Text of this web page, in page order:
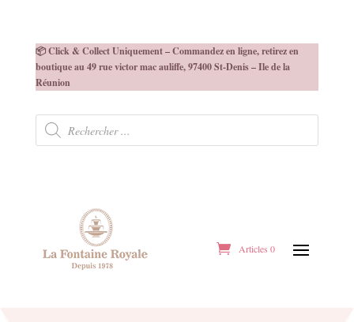
📦 Click & Collect Uniquement – Commandez en ligne, retirez en
boutique au 49 rue victor mac auliffe, 97400 St-Denis – Ile de la
Réunion
Recherche
produits
Articles 0